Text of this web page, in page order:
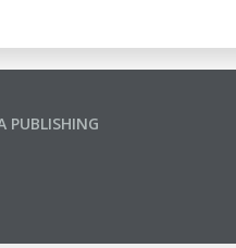
PUBLISHING